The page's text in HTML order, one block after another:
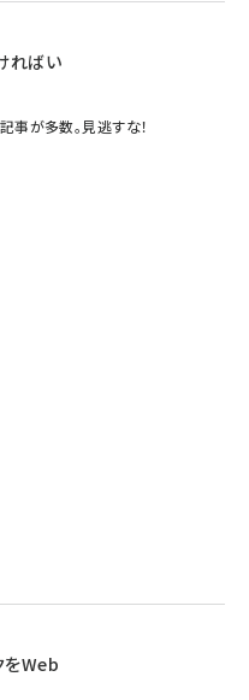
ればい
事が多数。見逃すな！
をWeb